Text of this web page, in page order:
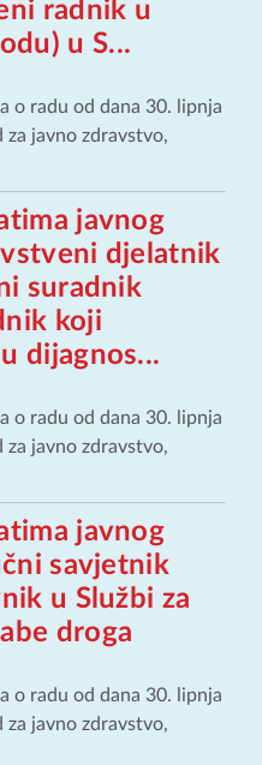
radnik u
u S...
o radu od dana 30. lipnja
javno zdravstvo,
javnog
djelatnik
suradnik
koji
dijagnos...
o radu od dana 30. lipnja
javno zdravstvo,
javnog
savjetnik
u Službi za
droga
o radu od dana 30. lipnja
javno zdravstvo,